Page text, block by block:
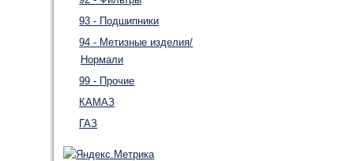
93 - Подшипники
94 - Метизные изделия/
Нормали
99 - Прочие
КАМАЗ
ГАЗ